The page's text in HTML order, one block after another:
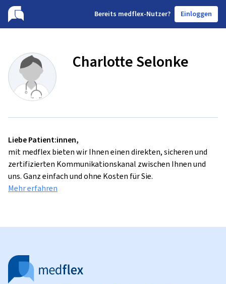
Bereits medflex-Nutzer? Einloggen
Charlotte Selonke
Liebe Patient:innen,
mit medflex bieten wir Ihnen einen direkten, sicheren und
zertifizierten Kommunikationskanal zwischen Ihnen und
uns. Ganz einfach und ohne Kosten für Sie.
Mehr erfahren